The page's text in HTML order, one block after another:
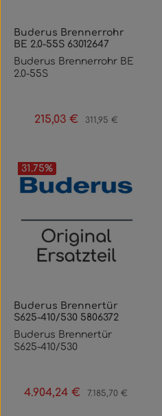
Buderus Brennerrohr
BE 2.0-55S 63012647
Buderus Brennerrohr BE
2.0-55S
Verkaufspreis:
215,03 € Regulärer Preis:
311,95 €
31.75%
Buderus Brennertür
S625-410/530 5806372
Buderus Brennertür
S625-410/530
Verkaufspreis:
4.904,24 € Regulärer Preis:
7.185,70 €